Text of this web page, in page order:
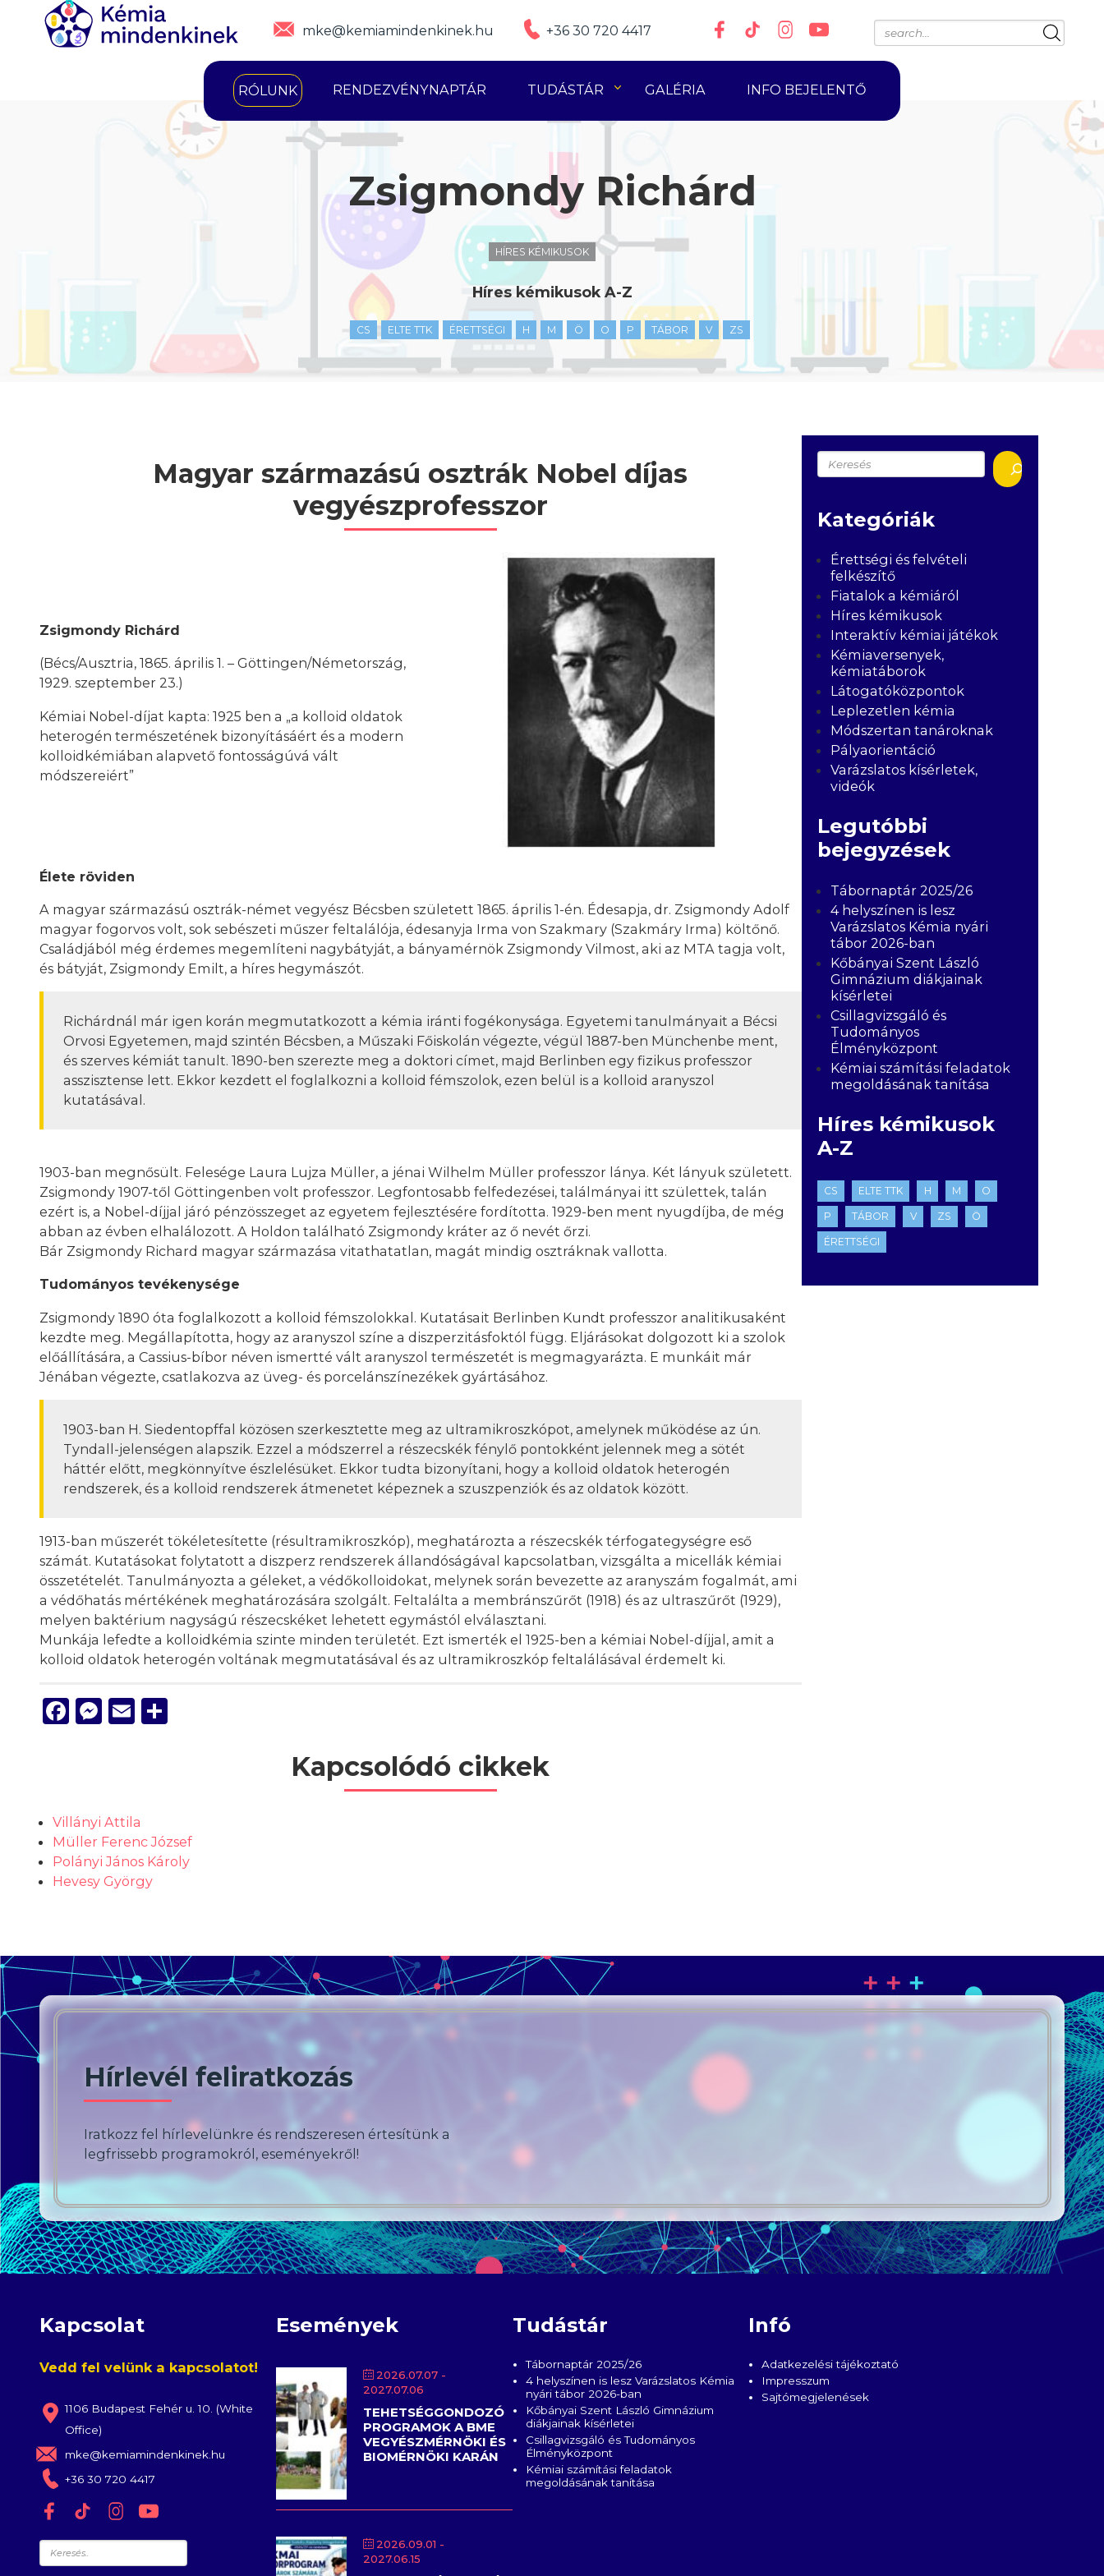
mke@kemiamindenkinek.hu +36 30 720 4417
RÓLUNK RENDEZVÉNYNAPTÁR TUDÁSTÁR GALÉRIA INFO BEJELENTŐ
Zsigmondy Richárd
HÍRES KÉMIKUSOK
Híres kémikusok A-Z
CS ELTE TTK ÉRETTSÉGI H M Ö O P TÁBOR V ZS
Magyar származású osztrák Nobel díjas
vegyészprofesszor
Zsigmondy Richárd
(Bécs/Ausztria, 1865. április 1. – Göttingen/Németország,
1929. szeptember 23.)
Kémiai Nobel-díjat kapta: 1925 ben a „a kolloid oldatok
heterogén természetének bizonyításáért és a modern
kolloidkémiában alapvető fontosságúvá vált
módszereiért”
Élete röviden
A magyar származású osztrák-német vegyész Bécsben született 1865. április 1-én. Édesapja, dr. Zsigmondy Adolf
magyar fogorvos volt, sok sebészeti műszer feltalálója, édesanyja Irma von Szakmary (Szakmáry Irma) költőnő.
Családjából még érdemes megemlíteni nagybátyját, a bányamérnök Zsigmondy Vilmost, aki az MTA tagja volt,
és bátyját, Zsigmondy Emilt, a híres hegymászót.
Richárdnál már igen korán megmutatkozott a kémia iránti fogékonysága. Egyetemi tanulmányait a Bécsi
Orvosi Egyetemen, majd szintén Bécsben, a Műszaki Főiskolán végezte, végül 1887-ben Münchenbe ment,
és szerves kémiát tanult. 1890-ben szerezte meg a doktori címet, majd Berlinben egy fizikus professzor
asszisztense lett. Ekkor kezdett el foglalkozni a kolloid fémszolok, ezen belül is a kolloid aranyszol
kutatásával.
1903-ban megnősült. Felesége Laura Lujza Müller, a jénai Wilhelm Müller professzor lánya. Két lányuk született.
Zsigmondy 1907-től Göttingenben volt professzor. Legfontosabb felfedezései, találmányai itt születtek, talán
ezért is, a Nobel-díjjal járó pénzösszeget az egyetem fejlesztésére fordította. 1929-ben ment nyugdíjba, de még
abban az évben elhalálozott. A Holdon található Zsigmondy kráter az ő nevét őrzi.
Bár Zsigmondy Richard magyar származása vitathatatlan, magát mindig osztráknak vallotta.
Tudományos tevékenysége
Zsigmondy 1890 óta foglalkozott a kolloid fémszolokkal. Kutatásait Berlinben Kundt professzor analitikusaként
kezdte meg. Megállapította, hogy az aranyszol színe a diszperzitásfoktól függ. Eljárásokat dolgozott ki a szolok
előállítására, a Cassius-bíbor néven ismertté vált aranyszol természetét is megmagyarázta. E munkáit már
Jénában végezte, csatlakozva az üveg- és porcelánszínezékek gyártásához.
1903-ban H. Siedentopffal közösen szerkesztette meg az ultramikroszkópot, amelynek működése az ún.
Tyndall-jelenségen alapszik. Ezzel a módszerrel a részecskék fénylő pontokként jelennek meg a sötét
háttér előtt, megkönnyítve észlelésüket. Ekkor tudta bizonyítani, hogy a kolloid oldatok heterogén
rendszerek, és a kolloid rendszerek átmenetet képeznek a szuszpenziók és az oldatok között.
1913-ban műszerét tökéletesítette (résultramikroszkóp), meghatározta a részecskék térfogategységre eső
számát. Kutatásokat folytatott a diszperz rendszerek állandóságával kapcsolatban, vizsgálta a micellák kémiai
összetételét. Tanulmányozta a géleket, a védőkolloidokat, melynek során bevezette az aranyszám fogalmát, ami
a védőhatás mértékének meghatározására szolgált. Feltalálta a membránszűrőt (1918) és az ultraszűrőt (1929),
melyen baktérium nagyságú részecskéket lehetett egymástól elválasztani.
Munkája lefedte a kolloidkémia szinte minden területét. Ezt ismerték el 1925-ben a kémiai Nobel-díjjal, amit a
kolloid oldatok heterogén voltának megmutatásával és az ultramikroszkóp feltalálásával érdemelt ki.
Facebook
Messenger
Email
Kapcsolódó cikkek
Villányi Attila
Müller Ferenc József
Polányi János Károly
Hevesy György
Keresés
Kategóriák
Érettségi és felvételi
felkészítő
Fiatalok a kémiáról
Híres kémikusok
Interaktív kémiai játékok
Kémiaversenyek,
kémiatáborok
Látogatóközpontok
Leplezetlen kémia
Módszertan tanároknak
Pályaorientáció
Varázslatos kísérletek,
videók
Legutóbbi
bejegyzések
Tábornaptár 2025/26
4 helyszínen is lesz
Varázslatos Kémia nyári
tábor 2026-ban
Kőbányai Szent László
Gimnázium diákjainak
kísérletei
Csillagvizsgáló és
Tudományos
Élményközpont
Kémiai számítási feladatok
megoldásának tanítása
Híres kémikusok
A-Z
CS ELTE TTK H M O
P TÁBOR V ZS Ö
ÉRETTSÉGI
Hírlevél feliratkozás
Iratkozz fel hírlevelünkre és rendszeresen értesítünk a
legfrissebb programokról, eseményekről!
Kapcsolat
Vedd fel velünk a kapcsolatot!
1106 Budapest Fehér u. 10. (White
Office)
mke@kemiamindenkinek.hu
+36 30 720 4417
Keresés
Események
2026.07.07-
2027.07.06
TEHETSÉGGONDOZÓ
PROGRAMOK A BME
VEGYÉSZMÉRNÖKI ÉS
BIOMÉRNÖKI KARÁN
2026.09.01 -
2027.06.15
Tudástár
Tábornaptár 2025/26
4 helyszínen is lesz Varázslatos Kémia
nyári tábor 2026-ban
Kőbányai Szent László Gimnázium
diákjainak kísérletei
Csillagvizsgáló és Tudományos
Élményközpont
Kémiai számítási feladatok
megoldásának tanítása
Infó
Adatkezelési tájékoztató
Impresszum
Sajtómegjelenések